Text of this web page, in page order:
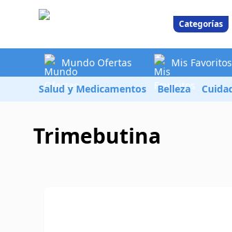
Categorías
Mundo Ofertas Mis Favoritos
Salud y Medicamentos Belleza
Trimebutina